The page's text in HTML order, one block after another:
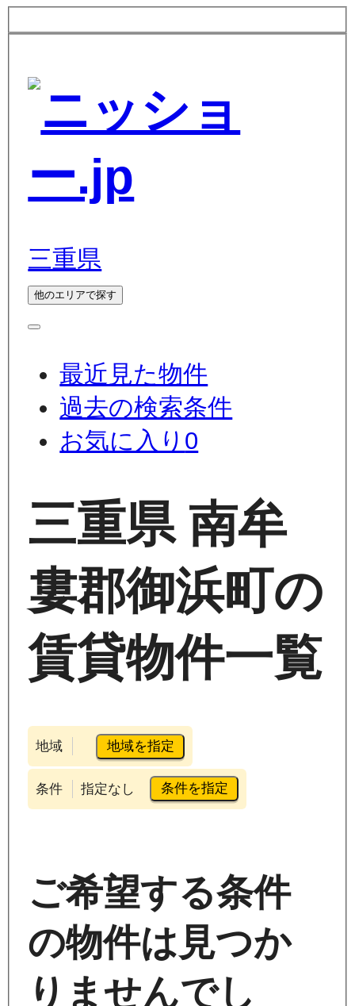
三重県
他のエリアで探す
最近見た物件
過去の検索条件
お気に入り 0
三重県 南牟
婁郡御浜町の
賃貸物件一覧
地域 地域を指定
条件 指定なし 条件を指定
ご希望する条件
の物件は見つか
りませんでし